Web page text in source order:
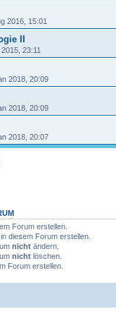
2016, 15:01
II
23:11
2018, 20:09
2018, 20:09
2018, 20:07
Forum erstellen.
diesem Forum erstellen.
nicht ändern.
nicht löschen.
Forum erstellen.